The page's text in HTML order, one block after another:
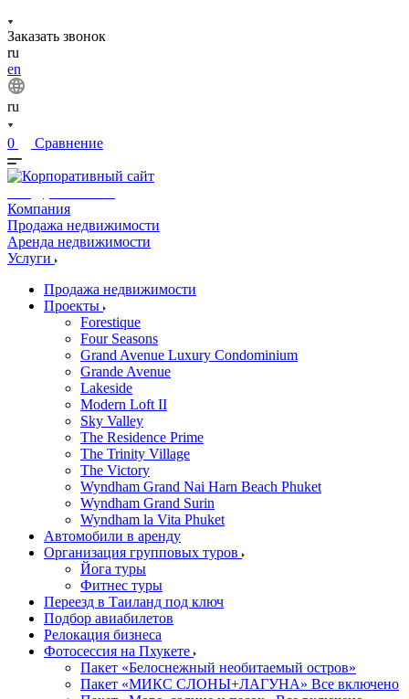
Заказать звонок
ru
en
ru
0 Сравнение
Компания
Продажа недвижимости
Аренда недвижимости
Услуги
Продажа недвижимости
Проекты
Forestique
Four Seasons
Grand Avenue Luxury Condominium
Grande Avenue
Lakeside
Modern Loft II
Sky Valley
The Residence Prime
The Trinity Village
The Victory
Wyndham Grand Nai Harn Beach Phuket
Wyndham Grand Surin
Wyndham la Vita Phuket
Автомобили в аренду
Организация групповых туров
Йога туры
Фитнес туры
Переезд в Таиланд под ключ
Подбор авиабилетов
Релокация бизнеса
Фотоcессия на Пхукете
Пакет «Белоснежный необитаемый остров»
Пакет «МИКС СЛОНЫ+ЛАГУНА» Все включено